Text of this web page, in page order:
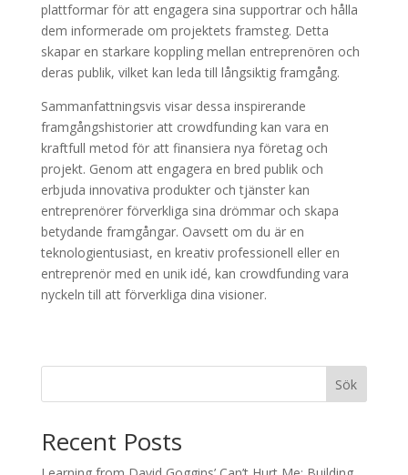
plattformar för att engagera sina supportrar och hålla
dem informerade om projektets framsteg. Detta
skapar en starkare koppling mellan entreprenören och
deras publik, vilket kan leda till långsiktig framgång.
Sammanfattningsvis visar dessa inspirerande
framgångshistorier att crowdfunding kan vara en
kraftfull metod för att finansiera nya företag och
projekt. Genom att engagera en bred publik och
erbjuda innovativa produkter och tjänster kan
entreprenörer förverkliga sina drömmar och skapa
betydande framgångar. Oavsett om du är en
teknologientusiast, en kreativ professionell eller en
entreprenör med en unik idé, kan crowdfunding vara
nyckeln till att förverkliga dina visioner.
Sök
Recent Posts